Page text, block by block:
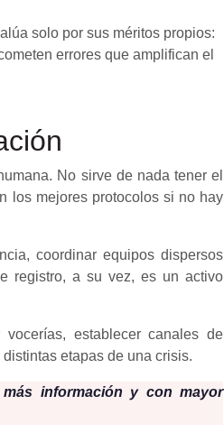
solo por sus méritos propios:
errores que amplifican el
No sirve de nada tener el
los mejores protocolos si no hay
coordinar equipos dispersos
registro, a su vez, es un activo
establecer canales de
etapas de una crisis.
información y con mayor